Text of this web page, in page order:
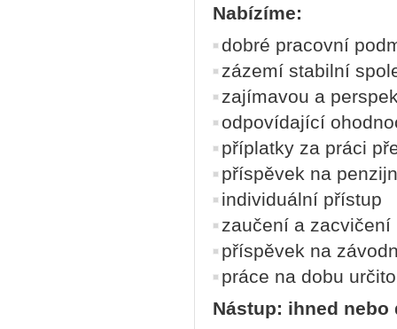
Nabízíme:
dobré pracovní
zázemí stabilní
zajímavou a
odpovídající
příplatky za práci
příspěvek na
individuální přístup
zaučení a zacvičení
příspěvek na
práce na dobu
Nástup: ihned nebo